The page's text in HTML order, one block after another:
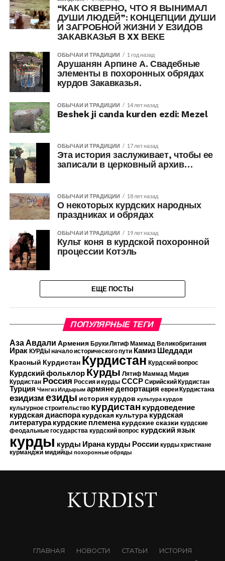
“КАК СКВЕРНО, ЧТО Я ВЫНИМАЛ
ДУШИ ЛЮДЕЙ”: КОНЦЕПЦИИ ДУШИ
И ЗАГРОБНОЙ ЖИЗНИ У ЕЗИДОВ
ЗАКАВКАЗЬЯ В XX ВЕКЕ
ОБЫЧАИ И ТРАДИЦИИ 1 год назад
Арушанян Арпине А. Свадебные
элементы в похоронных обрядах
курдов Закавказья.
ОБЫЧАИ И ТРАДИЦИИ 14 лет назад
Beshek ji canda kurden ezdi: Mezel
ОБЫЧАИ И ТРАДИЦИИ 17 лет назад
Эта история заслуживает, чтобы ее
записали в церковный архив…
ОБЫЧАИ И ТРАДИЦИИ 18 лет назад
О некоторых курдских народных
праздниках и обрядах
ОБЫЧАИ И ТРАДИЦИИ 19 лет назад
Культ коня в курдской похоронной
процессии Котэль
ЕЩЕ ПОСТЫ
ПОПУЛЯРНЫЕ ТЕГИ
Аза Авдали Армения Бруки Лятиф Маммад Великобритания
Ирак КУРДЫ начало исторического пути Камиз Шеддади
Красный Курдистан Курдистан Курдский вопрос
Курдский фольклор Курды Лятиф Маммад Мидия
Курдистан Россия Россия и курды СССР Сирийский Курдистан
Турция Чингиз Илдырым армянедепортация евреи Курдистана
езидизмезиды история курдов культура курдов
культурное строительство курдистан курдоведение
курдская диаспора курдская культура курдская
литература курдские племена курдские сказки курдские
феодальные государства курдский вопрос курдский язык
курды курды Ирана курды России курды христиане
курманджи мидийцы похоронные обряды
ГЛАВНАЯ НОВОСТИ СТАТЬИ
ИСТОРИЯ